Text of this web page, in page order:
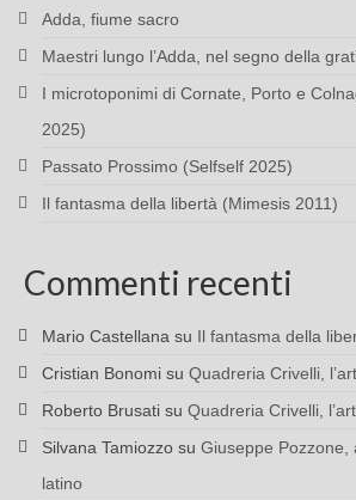
Adda, fiume sacro
Maestri lungo l’Adda, nel segno della
I microtoponimi di Cornate, Porto e
2025)
Passato Prossimo (Selfself 2025)
Il fantasma della libertà (Mimesis 2011)
Commenti recenti
Mario Castellana su Il fantasma della
Cristian Bonomi su Quadreria Crivelli,
Roberto Brusati su Quadreria Crivelli,
Silvana Tamiozzo su Giuseppe Pozzone,
latino